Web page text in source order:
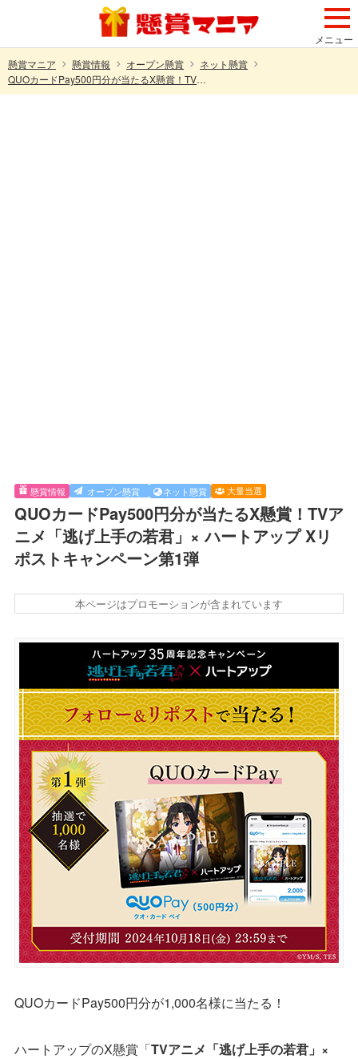
メニュー
懸賞マニア
懸賞情報 オープン懸賞
ネット懸賞
QUOカードPay500円分が当たるX懸賞！TVアニメ「逃げ上手の若君」× ハートアップ Xリポストキャンペーン第1弾
懸賞情報 オープン懸賞 ネット懸賞 大量当選
QUOカードPay500円分が当たるX懸賞！TVア
ニメ「逃げ上手の若君」× ハートアップ Xリ
ポストキャンペーン第1弾
本ページはプロモーションが含まれています
QUOカードPay500円分が1,000名様に当たる！
ハートアップのX懸賞「TVアニメ「逃げ上手の若君」×